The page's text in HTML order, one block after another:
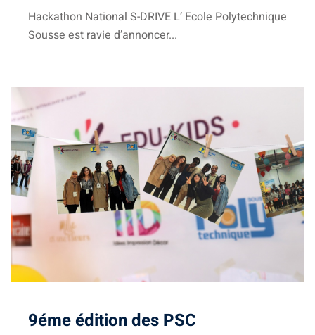
Intelligence
& IA
Hackathon National S-DRIVE L’ Ecole Polytechnique
Sousse est ravie d’annoncer...
9éme édition des PSC